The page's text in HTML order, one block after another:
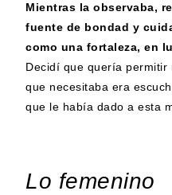
Mientras la observaba,
fuente de bondad y
como una fortaleza, en
Decidí que quería permitir
que necesitaba era
que le había dado a esta
Lo femenino